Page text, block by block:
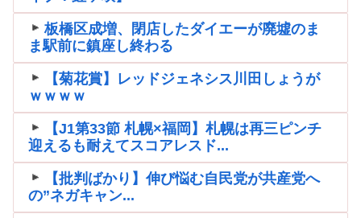
板橋区成増、閉店したダイエーが廃墟のま
ま駅前に鎮座し終わる
【菊花賞】レッドジェネシス川田しょうが
ｗｗｗｗ
【J1第33節 札幌×福岡】札幌は再三ピンチ
迎えるも耐えてスコアレスド...
【批判ばかり】伸び悩む自民党が共産党へ
の”ネガキャン...